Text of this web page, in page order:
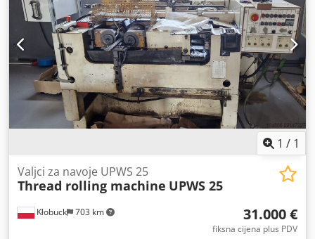
1 / 1
Kłobuck 703 km
Valjci za navoje UPWS 25
Thread rolling machine UPWS 25
31.000 €
fiksna cijena plus PDV